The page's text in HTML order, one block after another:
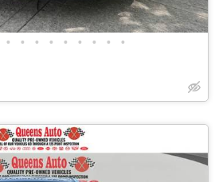
• • • • • • • • •